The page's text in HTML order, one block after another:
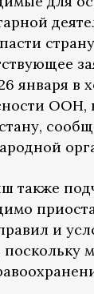
января в
ООН,
также
и